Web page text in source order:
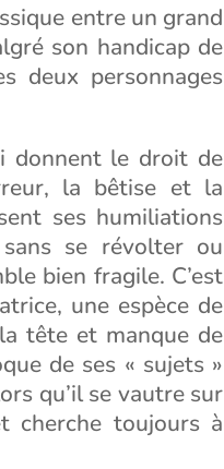
entre un grand
son handicap de
deux personnages
donnent le droit de
la bêtise et la
ses humiliations
se révolter ou
bien fragile. C’est
une espèce de
tête et manque de
de ses « sujets »
qu’il se vautre sur
cherche toujours à